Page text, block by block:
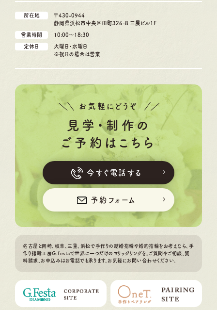
所在地
〒430-0944
静岡県浜松市中央区田町326-8 三展ビル1F
営業時間 10:00〜18:30
定休日
火曜日・水曜日
※祝日の場合は営業
お気軽にどうぞ
見学・制作の
ご予約はこちら
今すぐ電話する
予約フォーム
名古屋と岡崎、岐阜、三重、浜松で手作りの結婚指輪や婚約指輪をお考えなら、手
作り指輪工房G.festaで世界に一つだけのマリッジリングを。ご質問やご相談、資
料請求、お申込みはお電話でも承ります。お気軽にお問い合わせください。